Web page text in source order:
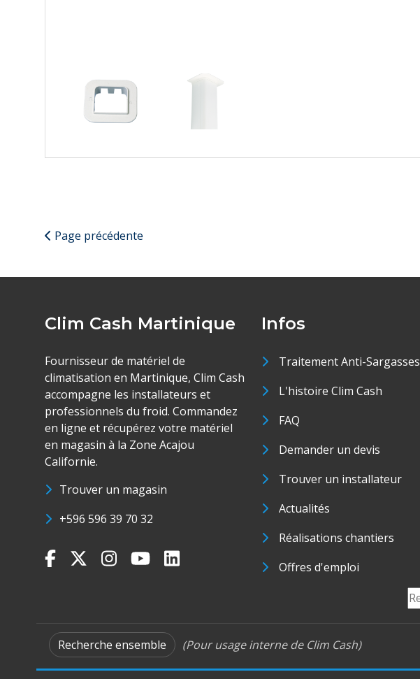
Page précédente
Clim Cash Martinique
Fournisseur de matériel de
climatisation en Martinique, Clim Cash
accompagne les installateurs et
professionnels du froid. Commandez
en ligne et récupérez votre matériel
en magasin à la Zone Acajou
Californie.
Trouver un magasin
+596 596 39 70 32
Infos
Traitement Anti-Sargasses
L'histoire Clim Cash
FAQ
Demander un devis
Trouver un installateur
Actualités
Réalisations chantiers
Offres d'emploi
Recherche ensemble (Pour usage interne de Clim Cash)